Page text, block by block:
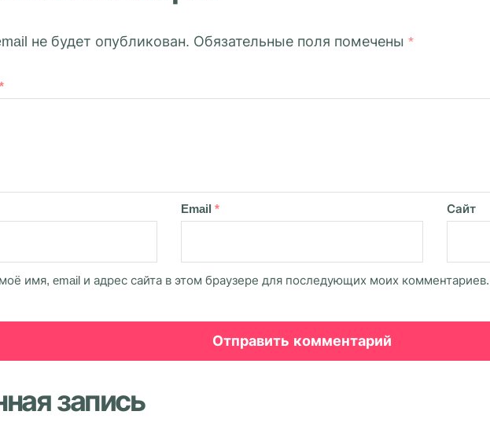
не будет опубликован. Обязательные поля помечены *
*
Email* Сайт
имя, email и адрес сайта в этом браузере для последующих моих комментариев.
запись